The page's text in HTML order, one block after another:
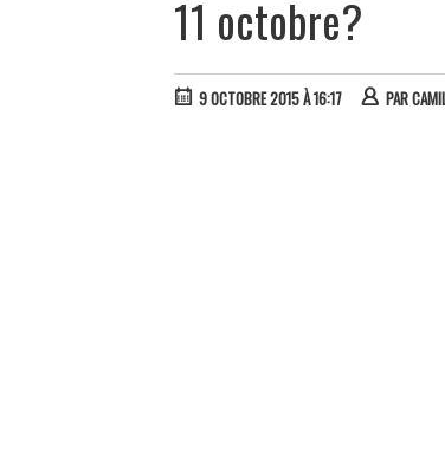
11 octobre?
9 OCTOBRE 2015 À 16:17 PAR